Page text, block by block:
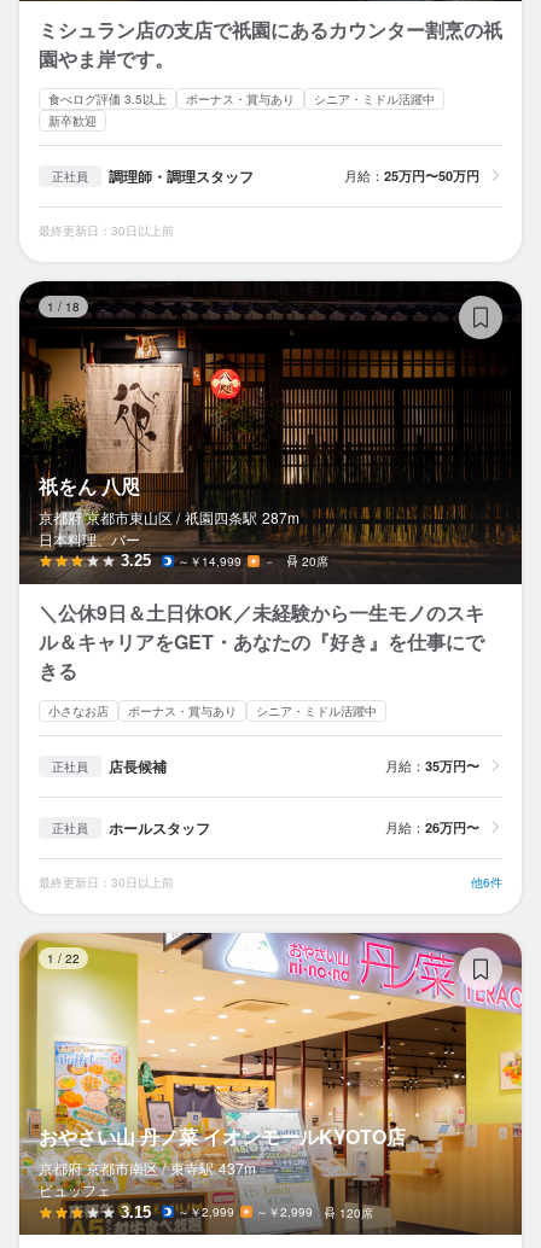
ミシュラン店の支店で祇園にあるカウンター割烹の祇
園やま岸です。
食べログ評価 3.5以上 ボーナス・賞与あり
シニア・ミドル活躍中
新卒歓迎
正社員 調理師・調理スタッフ 月給： 25万円〜50万円
最終更新日：30日以上前
1 / 18
祇をん 八咫
京都府 京都市東山区 / 祇園四条駅 287m
日本料理、バー
3.25 ～￥14,999 － 20席
＼公休9日＆土日休OK／未経験から一生モノのスキ
ル＆キャリアをGET・あなたの『好き』を仕事にで
きる
小さなお店 ボーナス・賞与あり シニア・ミドル活躍中
正社員 店長候補 月給： 35万円〜
正社員 ホールスタッフ 月給： 26万円〜
最終更新日：30日以上前 他6件
1 / 22
おやさい山 丹ノ菜 イオンモールKYOTO店
京都府 京都市南区 / 東寺駅 437m
ビュッフェ
3.15 ～￥2,999 ～￥2,999 120席